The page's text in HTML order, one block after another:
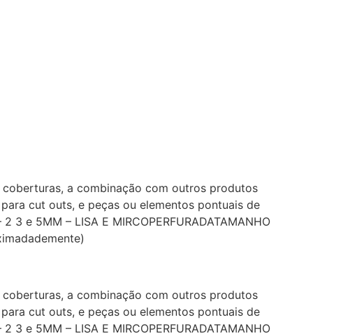
a combinação com outros produtos
cut outs, e peças ou elementos pontuais de
3 e 5MM – LISA E MIRCOPERFURADATAMANHO
a combinação com outros produtos
cut outs, e peças ou elementos pontuais de
3 e 5MM – LISA E MIRCOPERFURADATAMANHO